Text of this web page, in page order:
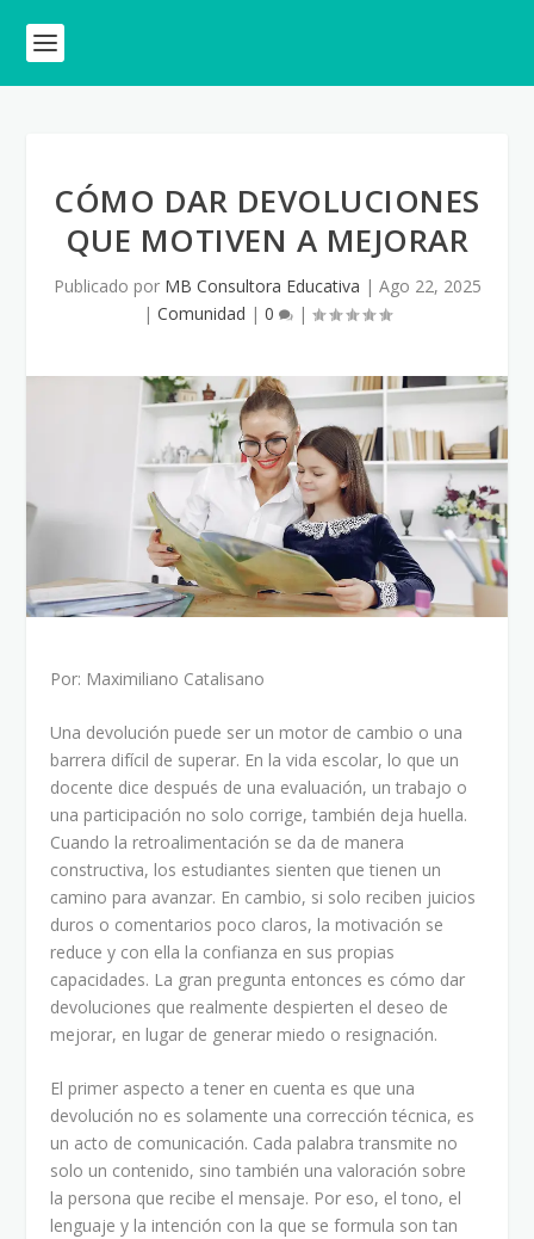
CÓMO DAR DEVOLUCIONES
QUE MOTIVEN A MEJORAR
Publicado por MB Consultora Educativa | Ago 22, 2025
| Comunidad | 0 |
Por: Maximiliano Catalisano
Una devolución puede ser un motor de cambio o una
barrera difícil de superar. En la vida escolar, lo que un
docente dice después de una evaluación, un trabajo o
una participación no solo corrige, también deja huella.
Cuando la retroalimentación se da de manera
constructiva, los estudiantes sienten que tienen un
camino para avanzar. En cambio, si solo reciben juicios
duros o comentarios poco claros, la motivación se
reduce y con ella la confianza en sus propias
capacidades. La gran pregunta entonces es cómo dar
devoluciones que realmente despierten el deseo de
mejorar, en lugar de generar miedo o resignación.
El primer aspecto a tener en cuenta es que una
devolución no es solamente una corrección técnica, es
un acto de comunicación. Cada palabra transmite no
solo un contenido, sino también una valoración sobre
la persona que recibe el mensaje. Por eso, el tono, el
lenguaje y la intención con la que se formula son tan